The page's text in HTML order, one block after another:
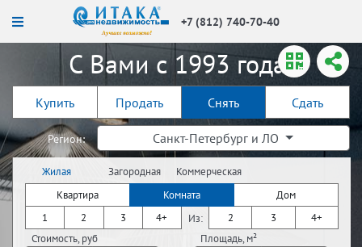
+7 (812) 740-70-40
С Вами с 1993 года!
Купить Продать Снять Сдать
Регион: Санкт-Петербург и ЛО
Жилая
недвижимость
Загородная
недвижимость
Коммерческая
недвижимость
Квартира Комната
Дом
1
2 3 4+ Из: 2 3
4+
Стоимость, руб
Площадь, м²